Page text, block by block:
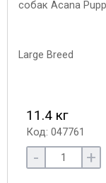
11.4 кг
Код: 047761
- +